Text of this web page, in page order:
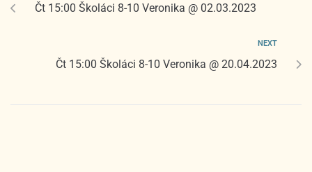
Čt 15:00 Školáci 8-10 Veronika @ 02.03.2023
NEXT
Čt 15:00 Školáci 8-10 Veronika @ 20.04.2023